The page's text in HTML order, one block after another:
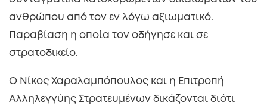
ανθρώπου από τον εν λόγω αξιωματικό.
Παραβίαση η οποία τον οδήγησε και σε
στρατοδικείο.
Ο Νίκος Χαραλαμπόπουλος και η Επιτροπή
Αλληλεγγύης Στρατευμένων δικάζονται διότι